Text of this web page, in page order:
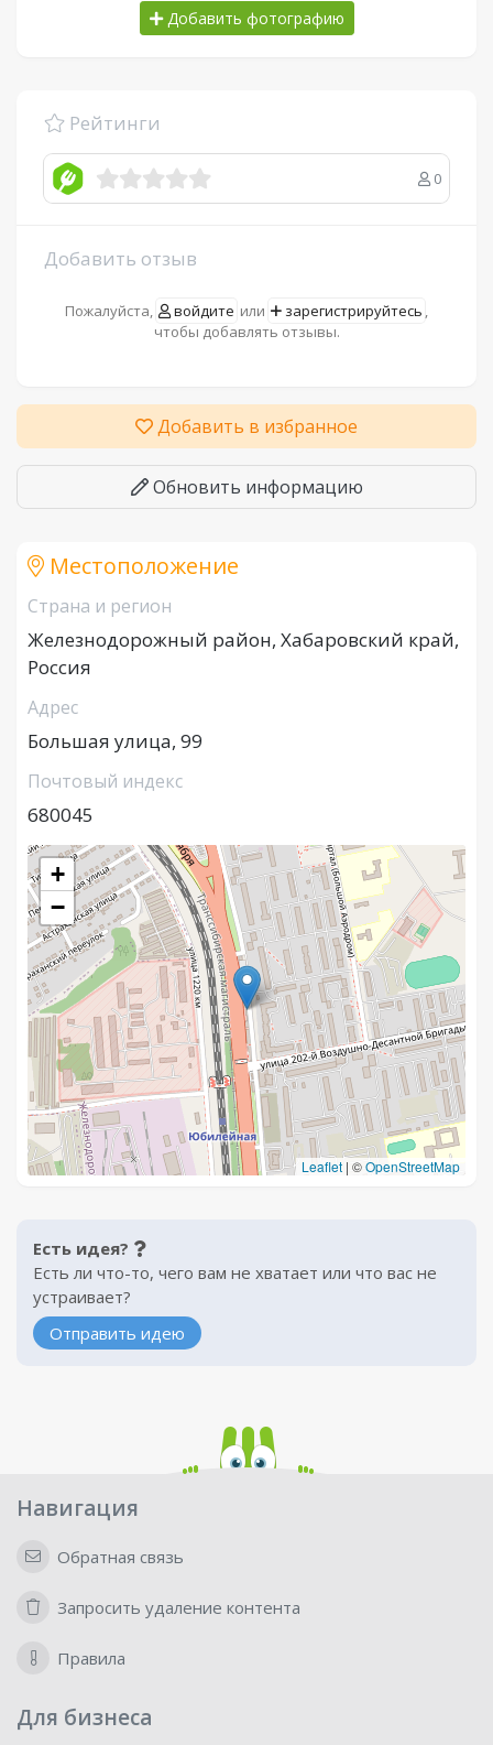
Добавить фотографию
Рейтинги
0
Добавить отзыв
Пожалуйста, войдите или зарегистрируйтесь ,
чтобы добавлять отзывы.
Добавить в избранное
Обновить информацию
Местоположение
Страна и регион
Железнодорожный район, Хабаровский край,
Россия
Адрес
Большая улица, 99
Почтовый индекс
680045
+
−
Leaflet | ©OpenStreetMap
Есть идея?
Есть ли что-то, чего вам не хватает или что вас не
устраивает?
Отправить идею
Навигация
Обратная связь
Запросить удаление контента
Правила
Для бизнеса